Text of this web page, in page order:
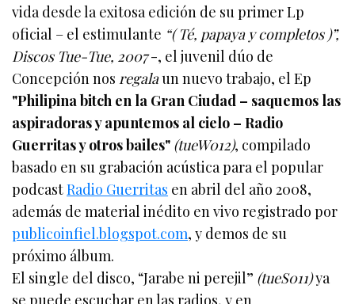
vida desde la exitosa edición de su primer Lp
oficial – el estimulante “( Té, papaya y completos )”,
Discos Tue-Tue, 2007-, el juvenil dúo de
Concepción nos regalaun nuevo trabajo, el Ep
"Philipina bitch en la Gran Ciudad – saquemos las
aspiradoras y apuntemos al cielo – Radio
Guerritas y otros bailes" (tueW012), compilado
basado en su grabación acústica para el popular
podcastRadio Guerritas en abril del año 2008,
además de material inédito en vivo registrado por
publicoinfiel.blogspot.com, y demos de su
próximo álbum.
El single del disco, “Jarabe ni perejil” (tueS011)ya
se puede escuchar en las radios, y en